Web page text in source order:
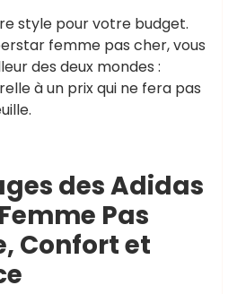
style pour votre budget.
femme pas cher, vous
des deux mondes :
à un prix qui ne fera pas
des Adidas
Pas
Confort et